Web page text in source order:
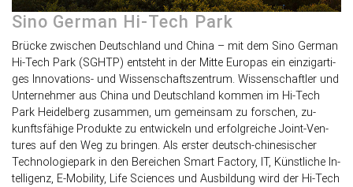
Sino Ger­man Hi-Tech Park
Brü­cke zwi­schen Deutsch­land und China – mit dem Sino Ger­man
Hi-Tech Park (SGHTP) ent­steht in der Mitte Eu­ro­pas ein ein­zig­ar­ti­
ges In­no­va­tions- und Wis­sen­schafts­zen­trum. Wis­sen­schaft­ler und
Un­ter­neh­mer aus China und Deutsch­land kom­men im Hi-Tech
Park Hei­del­berg zu­sam­men, um ge­mein­sam zu for­schen, zu­
kunfts­fä­hi­ge Pro­duk­te zu ent­wi­ckeln und er­folg­rei­che Joint-Ven­
tures auf den Weg zu brin­gen. Als ers­ter deutsch-chi­ne­si­scher
Tech­no­lo­gie­park in den Be­rei­chen Smart Fac­to­ry, IT, Künst­li­che In­
tel­li­genz, E-Mo­bi­li­ty, Life Sci­en­ces und Aus­bil­dung wird der Hi-Tech